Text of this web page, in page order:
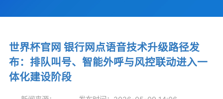
世界杯官网 银行网点语音技术升级路径发
布：排队叫号、智能外呼与风控联动进入一
体化建设阶段